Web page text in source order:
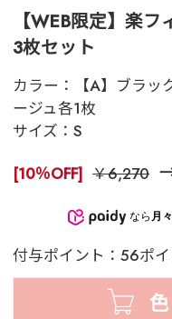
【WEB限定】楽
3枚セット
カラー：
【A】ブラ
ージュ各1枚
サイズ： S
[10％OFF] ￥6,270
なら 月
付与ポイント：56ポイ